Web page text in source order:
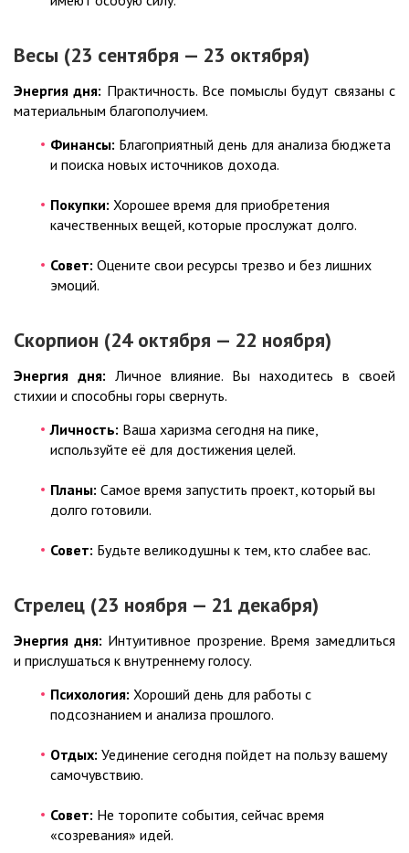
Весы (23 сентября — 23 октября)
Энергия дня: Практичность. Все помыслы будут связаны с
материальным благополучием.
Финансы: Благоприятный день для анализа бюджета
и поиска новых источников дохода.
Покупки: Хорошее время для приобретения
качественных вещей, которые прослужат долго.
Совет: Оцените свои ресурсы трезво и без лишних
эмоций.
Скорпион (24 октября — 22 ноября)
Энергия дня: Личное влияние. Вы находитесь в своей
стихии и способны горы свернуть.
Личность: Ваша харизма сегодня на пике,
используйте её для достижения целей.
Планы: Самое время запустить проект, который вы
долго готовили.
Совет: Будьте великодушны к тем, кто слабее вас.
Стрелец (23 ноября — 21 декабря)
Энергия дня: Интуитивное прозрение. Время замедлиться
и прислушаться к внутреннему голосу.
Психология: Хороший день для работы с
подсознанием и анализа прошлого.
Отдых: Уединение сегодня пойдет на пользу вашему
самочувствию.
Совет: Не торопите события, сейчас время
«созревания» идей.